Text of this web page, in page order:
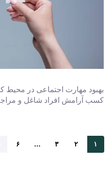
بهبود مهارت اجتماعی در محیط
کسب آرامش افراد شاغل و
۱ ۲ ۳ … ۶